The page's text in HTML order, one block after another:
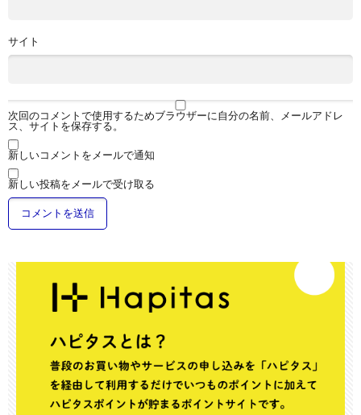
サイト
次回のコメントで使用するためブラウザーに自分の名前、メールアドレ
ス、サイトを保存する。
新しいコメントをメールで通知
新しい投稿をメールで受け取る